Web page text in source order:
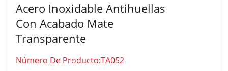
Acero Inoxidable Antihuellas
Con Acabado Mate
Transparente
Número De Producto:TA052